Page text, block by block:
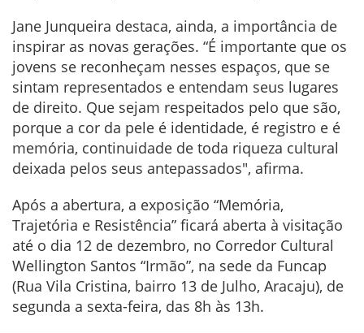
Jane Junqueira destaca, ainda, a importância de
inspirar as novas gerações. “É importante que os
jovens se reconheçam nesses espaços, que se
sintam representados e entendam seus lugares
de direito. Que sejam respeitados pelo que são,
porque a cor da pele é identidade, é registro e é
memória, continuidade de toda riqueza cultural
deixada pelos seus antepassados", afirma.
Após a abertura, a exposição “Memória,
Trajetória e Resistência” ficará aberta à visitação
até o dia 12 de dezembro, no Corredor Cultural
Wellington Santos “Irmão”, na sede da Funcap
(Rua Vila Cristina, bairro 13 de Julho, Aracaju), de
segunda a sexta-feira, das 8h às 13h.